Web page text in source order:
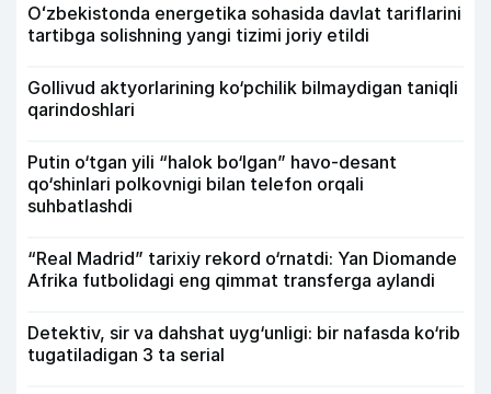
Oʻzbekistonda energetika sohasida davlat tariflarini
tartibga solishning yangi tizimi joriy etildi
Gollivud aktyorlarining ko‘pchilik bilmaydigan taniqli
qarindoshlari
Putin o‘tgan yili “halok bo‘lgan” havo-desant
qo‘shinlari polkovnigi bilan telefon orqali
suhbatlashdi
“Real Madrid” tarixiy rekord o‘rnatdi: Yan Diomande
Afrika futbolidagi eng qimmat transferga aylandi
Detektiv, sir va dahshat uyg‘unligi: bir nafasda ko‘rib
tugatiladigan 3 ta serial